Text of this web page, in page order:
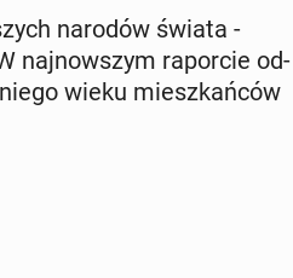
narodów świata -
naj­now­szym ra­por­cie od­
wieku miesz­kań­ców